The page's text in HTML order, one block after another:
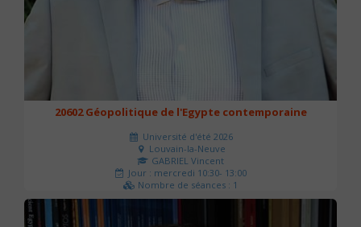
20602 Géopolitique de l'Egypte contemporaine
Université d'été 2026
Louvain-la-Neuve
GABRIEL Vincent
Jour : mercredi 10:30- 13:00
Nombre de séances : 1
21 €